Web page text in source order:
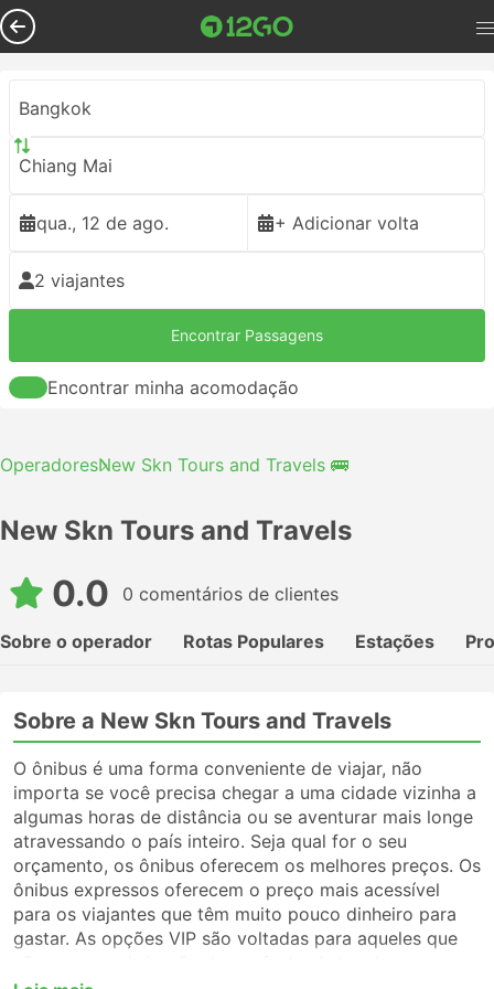
Bangkok
Chiang Mai
qua., 12 de ago. + Adicionar volta
2 viajantes
Encontrar Passagens
Encontrar minha acomodação
OperadoresNew Skn Tours and Travels 🚌
New Skn Tours and Travels
0.0 0 comentários de clientes
Sobre o operador Rotas Populares Estações
Sobre a New Skn Tours and Travels
O ônibus é uma forma conveniente de viajar, não
importa se você precisa chegar a uma cidade vizinha a
algumas horas de distância ou se aventurar mais longe
atravessando o país inteiro. Seja qual for o seu
orçamento, os ônibus oferecem os melhores preços. Os
ônibus expressos oferecem o preço mais acessível
para os viajantes que têm muito pouco dinheiro para
gastar. As opções VIP são voltadas para aqueles que